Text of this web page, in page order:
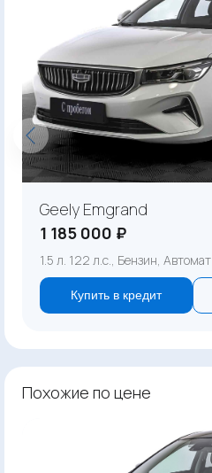
Geely Emgrand
1 185 000 ₽
1.5 л. 122 л.с., Бензин, Автомат
Купить в кредит
Похожие по цене